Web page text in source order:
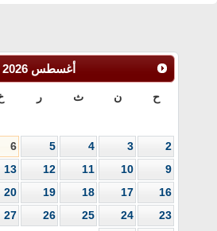
أغسطس 2026
ح ن ث ر
2
3
4
5
6
9
10
11
12
13
16
17
18
19
20
23
24
25
26
27